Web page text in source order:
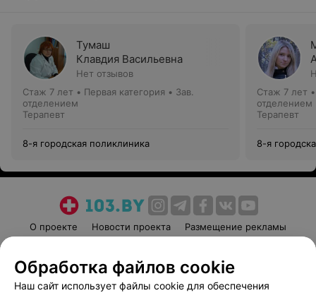
Тумаш
Клавдия Васильевна
Нет отзывов
Стаж 7 лет • Первая категория • Зав.
отделением
Терапевт
8-я городская поликлиника
Стаж 7 лет
отделением
Терапевт
8-я
О проекте Новости проекта
Размещение рекламы
Пользовательское соглашение
Способы оплаты
Вакансии
Партнеры
Обработка файлов cookie
Наш сайт использует файлы cookie для обеспечения